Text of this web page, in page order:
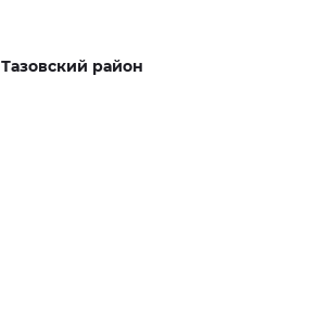
Тазовский район